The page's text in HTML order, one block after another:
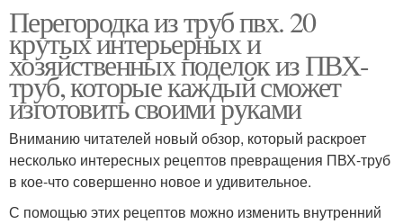
Перегородка из труб пвх. 20
крутых интерьерных и
хозяйственных поделок из ПВХ-
труб, которые каждый сможет
изготовить своими руками
Вниманию читателей новый обзор, который раскроет
несколько интересных рецептов превращения ПВХ-труб
в кое-что совершенно новое и удивительное.
С помощью этих рецептов можно изменить внутренний